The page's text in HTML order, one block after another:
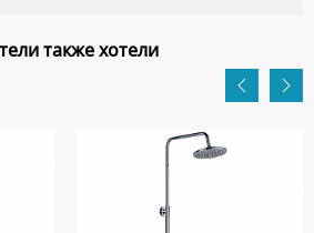
также хотели